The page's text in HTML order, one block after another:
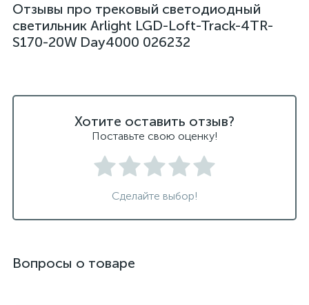
Отзывы про трековый светодиодный
светильник Arlight LGD-Loft-Track-4TR-
S170-20W Day4000 026232
Хотите оставить отзыв?
Поставьте свою оценку!
Сделайте выбор!
Вопросы о товаре